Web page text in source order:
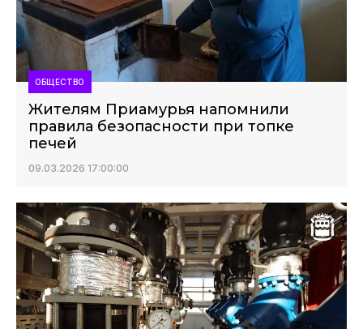
ОБЩЕСТВО
Жителям Приамурья напомнили
правила безопасности при топке
печей
09.03.2026 17:00:00